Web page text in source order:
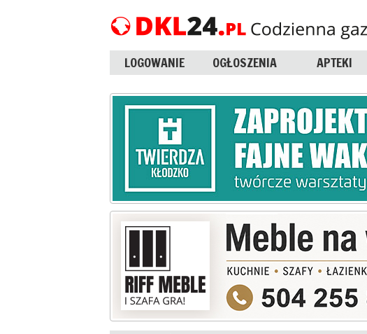
LOGOWANIE OGŁOSZENIA APTEKI